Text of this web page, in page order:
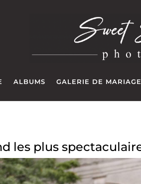
ALBUMS GALERIE DE
les plus